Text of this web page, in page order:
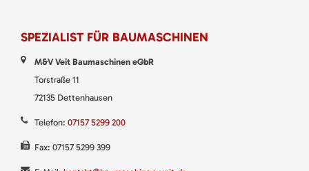
SPEZIALIST FÜR BAUMASCHINEN
M&V Veit Baumaschinen eGbR
Torstraße 11
72135 Dettenhausen
Telefon: 07157 5299 200
Fax: 07157 5299 399